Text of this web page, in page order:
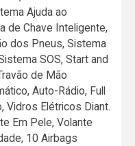
Ajuda ao
de Chave Inteligente,
dos Pneus, Sistema
SOS, Start and
de Mão
Auto-Rádio, Full
Vidros Elétricos Diant.
Em Pele, Volante
10 Airbags